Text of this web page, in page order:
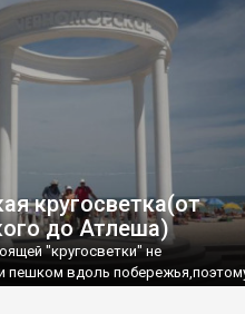
кругосветка(от
до Атлеша)
"кругосветки" не
пешком вдоль